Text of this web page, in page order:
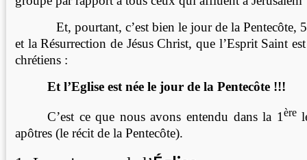
Et, pourtant, c’est bien le jour de la Pentecôte,
et la Résurrection de Jésus Christ, que l’Esprit Saint
chrétiens :
Et l’Eglise est née le jour de la Pentecôte !!!
C’est ce que nous avons entendu dans la 1 ère
apôtres (le récit de la Pentecôte).